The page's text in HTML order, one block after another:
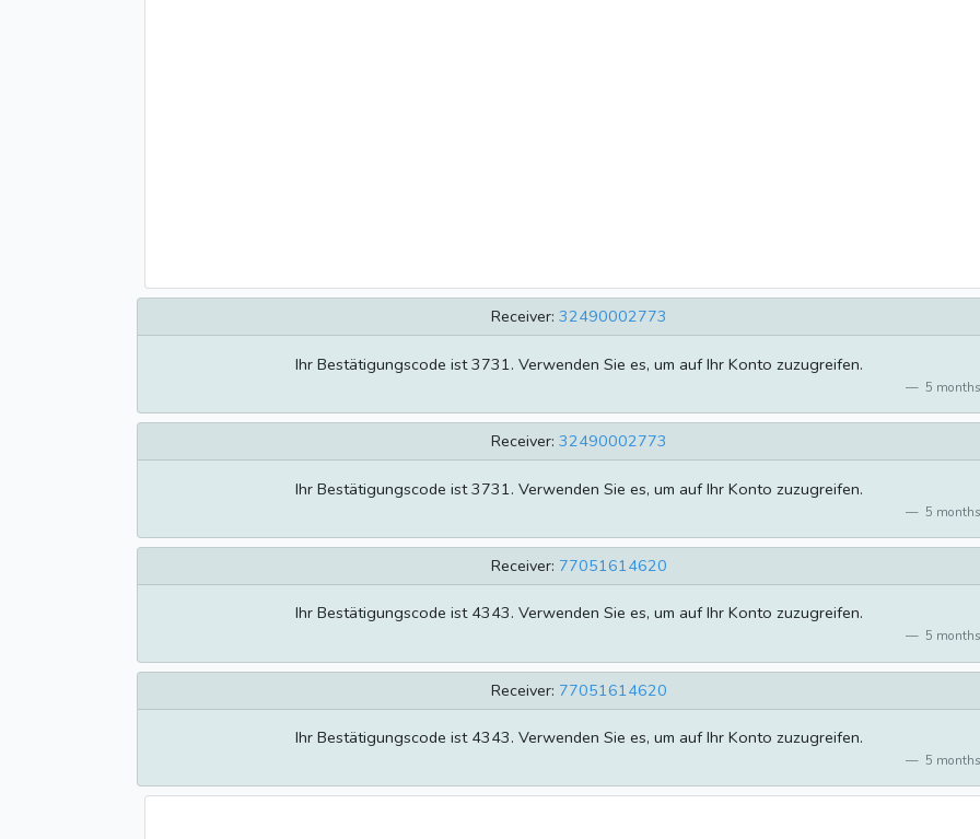
Receiver: 32490002773
Ihr Bestätigungscode ist 3731. Verwenden Sie es, um auf Ihr Konto zuzugreifen.
5
Receiver: 32490002773
Ihr Bestätigungscode ist 3731. Verwenden Sie es, um auf Ihr Konto zuzugreifen.
5
Receiver: 77051614620
Ihr Bestätigungscode ist 4343. Verwenden Sie es, um auf Ihr Konto zuzugreifen.
5
Receiver: 77051614620
Ihr Bestätigungscode ist 4343. Verwenden Sie es, um auf Ihr Konto zuzugreifen.
5